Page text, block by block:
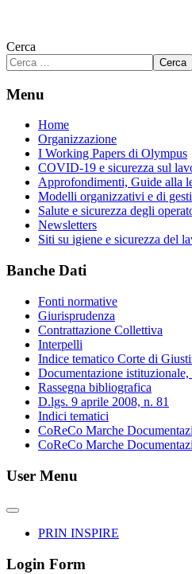
Cerca
Cerca
Menu
Home
Organizzazione
I Working Papers di Olympus
COVID-19 e sicurezza sul
Approfondimenti, Guide alla
Modelli organizzativi e di
Salute e sicurezza degli
Newsletters
Siti su igiene e sicurezza del
Banche Dati
Fonti normative
Giurisprudenza
Contrattazione Collettiva
Interpelli
Indice tematico Corte di
Documentazione istituzionale,
Rassegna bibliografica
D.lgs. 9 aprile 2008, n. 81
Indici tematici
CoReCo Marche
CoReCo Marche
User Menu
PRIN INSPIRE
Login Form